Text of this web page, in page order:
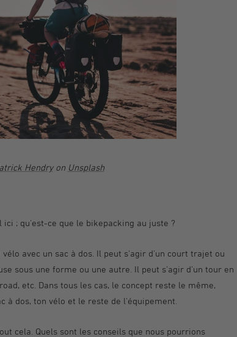
Hendryon Unsplash
; qu'est-ce que le bikepacking au juste ?
avec un sac à dos. Il peut s'agir d'un court trajet ou
sous une forme ou une autre. Il peut s'agir d'un tour en
etc. Dans tous les cas, le concept reste le même,
à dos, ton vélo et le reste de l'équipement.
cela. Quels sont les conseils que nous pourrions